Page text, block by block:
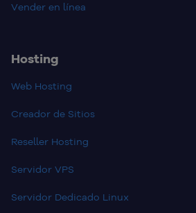
Vender en línea
Hosting
Web Hosting
Creador de Sitios
Reseller Hosting
Servidor VPS
Servidor Dedicado Linux